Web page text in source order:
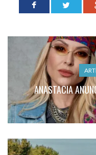
ANASTACIA